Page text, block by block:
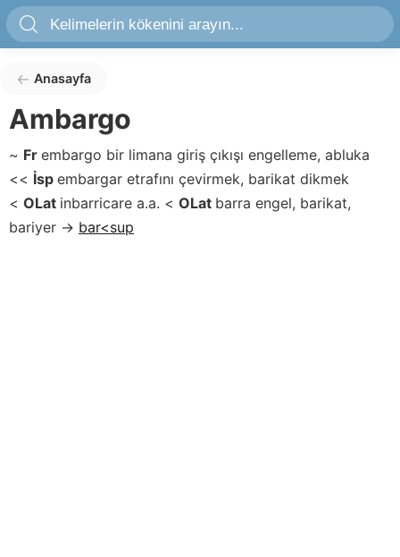
Anasayfa
Ambargo
~ Fr embargo bir limana giriş çıkışı engelleme, abluka
<< İsp embargar etrafını çevirmek, barikat dikmek
< OLat inbarricare a.a. < OLat barra engel, barikat,
bariyer → bar<sup